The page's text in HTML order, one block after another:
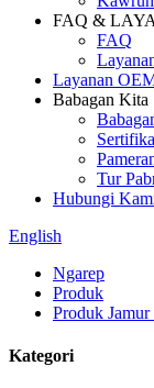
FAQ &
FAQ
Layanan
Babagan Kita
Tur
Hubungi
English
Ngarep
Produk
Produk
Kategori